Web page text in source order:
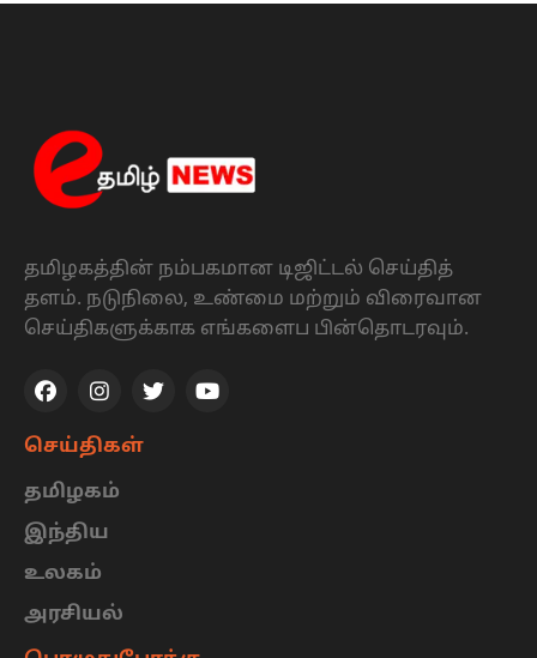
தமிழகத்தின் நம்பகமான டிஜிட்டல் செய்தித்
தளம். நடுநிலை, உண்மை மற்றும் விரைவான
செய்திகளுக்காக எங்களைப பின்தொடரவும்.
செய்திகள்
தமிழகம்
இந்திய
உலகம்
அரசியல்